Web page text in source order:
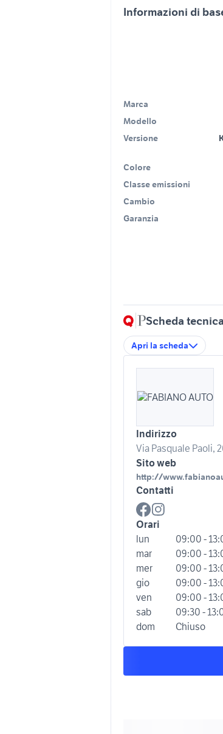
Informazioni di
Marca
Modello
Versione
Colore
Classe emissioni
Cambio
Garanzia
Scheda tecnica
Apri la scheda
Indirizzo
Via Pasquale Paoli,
Sito web
http://
Contatti
Orari
lun
09:00 -
mar
09:00 -
mer
09:00 -
gio
09:00 -
ven
09:00 -
sab
09:30 -
dom
Chiuso